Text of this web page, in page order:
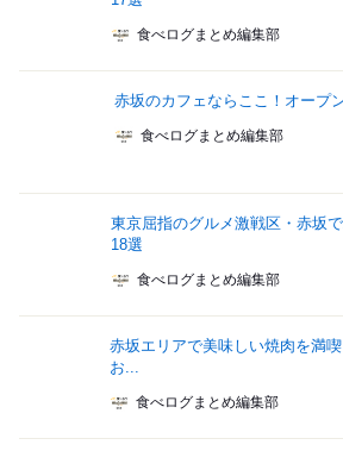
食べログまとめ編集部
赤坂のカフェならここ！オープ
食べログまとめ編集部
東京屈指のグルメ激戦区・赤坂
18選
食べログまとめ編集部
赤坂エリアで美味しい焼肉を満
お...
食べログまとめ編集部